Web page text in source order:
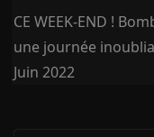
CE WEEK-END !
une journée
Juin 2022